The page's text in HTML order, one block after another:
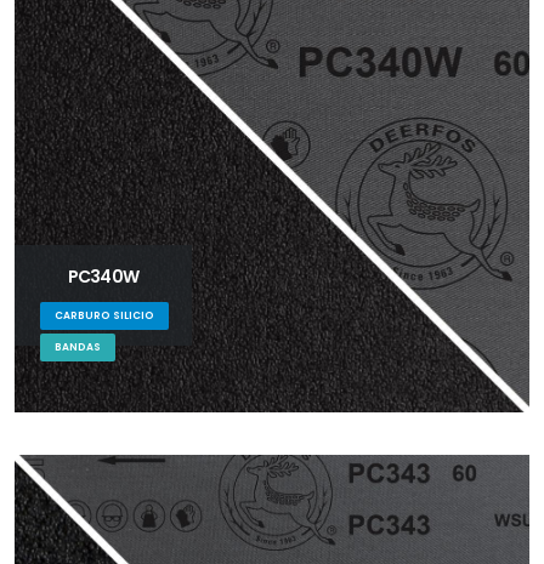
PC340W
CARBURO SILICIO
BANDAS